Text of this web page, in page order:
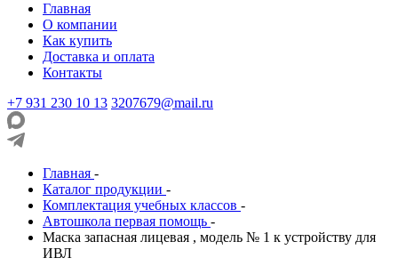
Главная
О компании
Как купить
Доставка и оплата
Контакты
+7 931 230 10 13 3207679@mail.ru
Главная -
Каталог продукции -
Комплектация учебных классов -
Автошкола первая помощь -
Маска запасная лицевая , модель № 1 к устройству для
ИВЛ